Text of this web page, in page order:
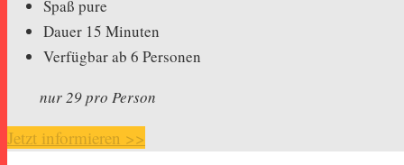
Spaß pure
Dauer 15 Minuten
Verfügbar ab 6 Personen
nur 29 pro Person
Jetzt informieren >>